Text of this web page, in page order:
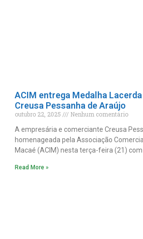
ACIM entrega Medalha
Creusa Pessanha de Araújo
outubro 22, 2025
Nenhum comentário
A empresária e comerciante Creusa
homenageada pela Associação
Macaé (ACIM) nesta terça-feira (21)
Read More »